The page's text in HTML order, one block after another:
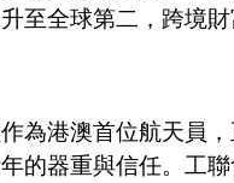
至全球第二，跨境
為港澳首位航天員
的器重與信任。工